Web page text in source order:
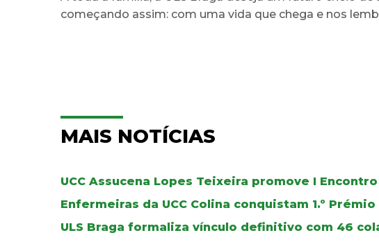
começando assim: com uma vida que chega e nos
MAIS NOTÍCIAS
UCC Assucena Lopes Teixeira promove I
Enfermeiras da UCC Colina conquistam 1.º
ULS Braga formaliza vínculo definitivo com 46